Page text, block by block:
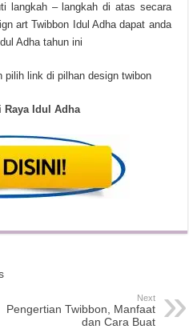
langkah – langkah di atas secara
art Twibbon Idul Adha dapat anda
Adha tahun ini
pilih link di pilhan design twibon
Raya Idul Adha
Next
Pengertian Twibbon, Manfaat
dan Cara Buat